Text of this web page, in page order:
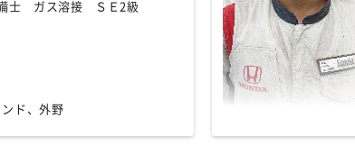
士 ガス溶接 ＳＥ2級
ド、外野